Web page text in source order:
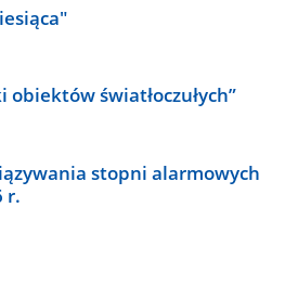
obiektów światłoczułych”
stopni alarmowych
r.